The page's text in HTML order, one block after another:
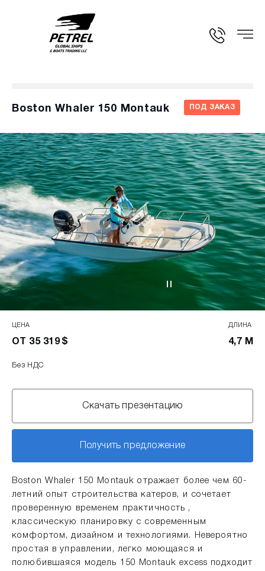
Boston Whaler 150 Montauk ПОД ЗАКАЗ
Boston Whaler 150 Montauk отражает более чем 60-
летний опыт строительства катеров, и сочетает
проверенную временем практичность ,
классическую планировку с современным
комфортом, дизайном и технологиями. Невероятно
простая в управлении, легко моющаяся и
полюбившаяся модель 150 Montauk excess подходит
ЦЕНА
ОТ 35 319 $
ДЛИНА
4,7 М
Без НДС
Скачать презентацию
Получить предложение